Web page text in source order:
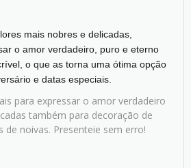
mais nobres e delicadas,
o amor verdadeiro, puro e eterno
o que as torna uma ótima opção
e datas especiais.
para expressar o amor verdadeiro
também para decoração de
de noivas. Presenteie sem erro!